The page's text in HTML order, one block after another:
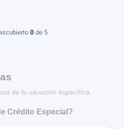
0 de 5
de tu situación específica.
Crédito Especial?